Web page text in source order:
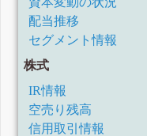
配当推移
セグメント情報
株式
IR情報
空売り残高
信用取引情報